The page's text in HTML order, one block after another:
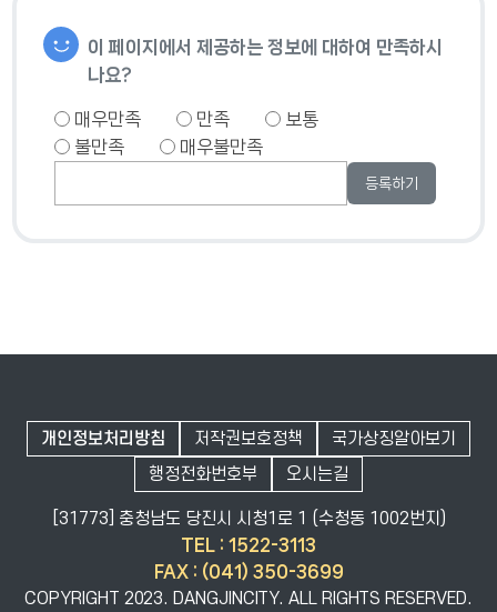
이 페이지에서 제공하는 정보에 대하여 만족하시
나요?
매우만족 만족
보통
불만족
매우불만족
개인정보처리방침 저작권보호정책
국가상징알아보기
행정전화번호부
오시는길
[31773] 충청남도 당진시 시청1로 1 (수청동 1002번지)
TEL
: 1522-3113
FAX: (041) 350-3699
COPYRIGHT 2023. DANGJINCITY. ALL RIGHTS RESERVED.